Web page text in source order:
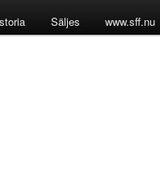
Säljes www.sff.nu